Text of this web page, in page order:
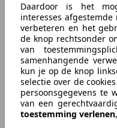
Daardoor is het
interesses
verbeteren en het
de knop rechtsonder
van
samenhangende
kun je op de knop
selectie over de
persoonsgegevens te
van een
toestemming verlenen